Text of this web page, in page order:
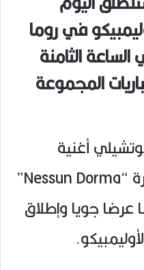
في روما
الساعة الثامنة
المجموعة
أغنية
جاكومو بوتشيني الشهيرة “Nessun Dorma”
جويا وإطلاق